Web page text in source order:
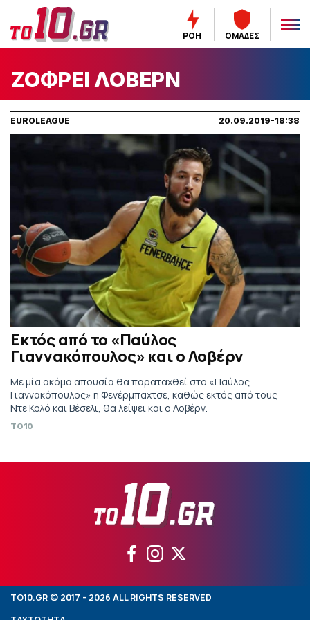
ΡΟΗ ΟΜΑΔΕΣ
ΖΟΦΡΕΙ ΛΟΒΕΡΝ
EUROLEAGUE 20.09.2019-18:38
Εκτός από το «Παύλος
Γιαννακόπουλος» και ο Λοβέρν
Με μία ακόμα απουσία θα παραταχθεί στο «Παύλος
Γιαννακόπουλος» η Φενέρμπαχτσε, καθώς εκτός από τους
Ντε Κολό και Βέσελι, θα λείψει και ο Λοβέρν.
TO10
TO10.GR © 2017 - 2026 ALL RIGHTS RESERVED